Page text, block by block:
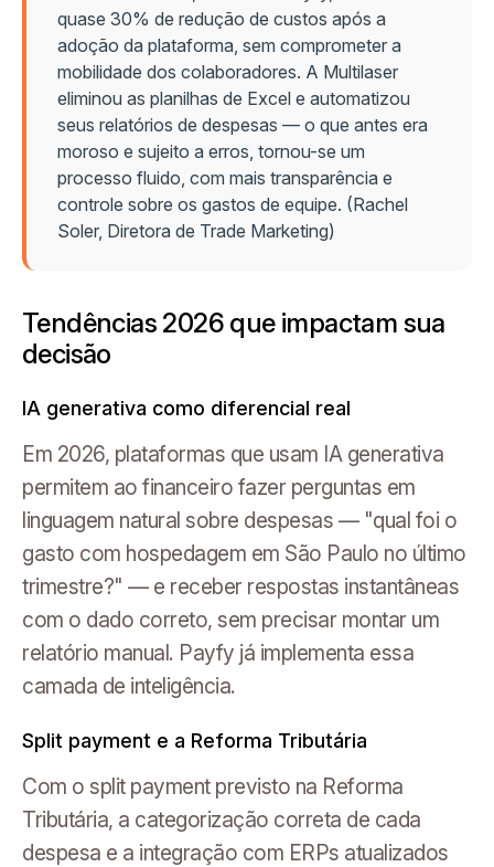
quase 30% de redução de custos após a
adoção da plataforma, sem comprometer a
mobilidade dos colaboradores. A Multilaser
eliminou as planilhas de Excel e automatizou
seus relatórios de despesas — o que antes era
moroso e sujeito a erros, tornou-se um
processo fluido, com mais transparência e
controle sobre os gastos de equipe. (Rachel
Soler, Diretora de Trade Marketing)
Tendências 2026 que impactam sua
decisão
IA generativa como diferencial real
Em 2026, plataformas que usam IA generativa
permitem ao financeiro fazer perguntas em
linguagem natural sobre despesas — "qual foi o
gasto com hospedagem em São Paulo no último
trimestre?" — e receber respostas instantâneas
com o dado correto, sem precisar montar um
relatório manual. Payfy já implementa essa
camada de inteligência.
Split payment e a Reforma Tributária
Com o split payment previsto na Reforma
Tributária, a categorização correta de cada
despesa e a integração com ERPs atualizados